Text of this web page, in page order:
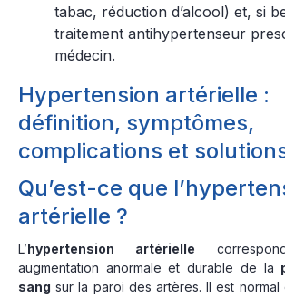
tabac, réduction d’alcool) et, si
traitement antihypertenseur
médecin.
Hypertension artérielle :
définition, symptômes,
complications et
Qu’est-ce que
artérielle ?
L’hypertension artérielle
augmentation anormale et durable de la
sang sur la paroi des artères. Il est normal